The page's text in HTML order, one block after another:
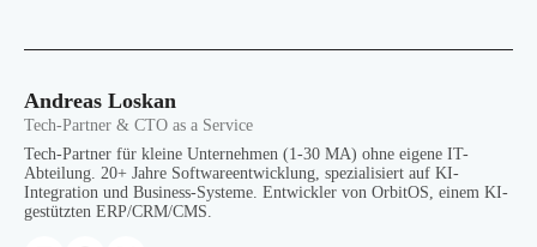
Andreas Loskan
Tech-Partner & CTO as a Service
Tech-Partner für kleine Unternehmen (1-30 MA) ohne eigene IT-
Abteilung. 20+ Jahre Softwareentwicklung, spezialisiert auf KI-
Integration und Business-Systeme. Entwickler von OrbitOS, einem KI-
gestützten ERP/CRM/CMS.